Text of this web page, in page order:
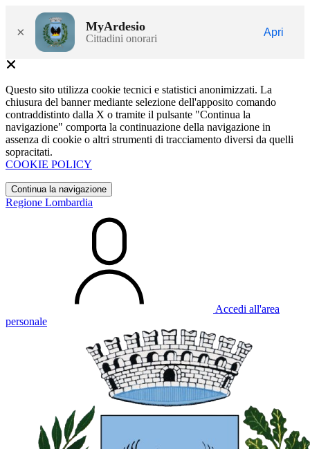
× MyArdesio
Cittadini onorari
Apri
Questo sito utilizza cookie tecnici e statistici anonimizzati. La
chiusura del banner mediante selezione dell'apposito comando
contraddistinto dalla X o tramite il pulsante "Continua la
navigazione" comporta la continuazione della navigazione in
assenza di cookie o altri strumenti di tracciamento diversi da quelli
sopracitati.
COOKIE POLICY
Continua la navigazione
Regione Lombardia
Accedi all'area
personale